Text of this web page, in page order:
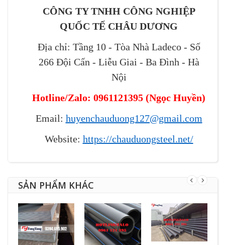
CÔNG TY TNHH CÔNG NGHIỆP
QUỐC TẾ CHÂU DƯƠNG
Địa chỉ: Tầng 10 - Tòa Nhà Ladeco - Số
266 Đội Cấn - Liễu Giai - Ba Đình - Hà
Nội
Hotline/Zalo: 0961121395 (Ngọc Huyền)
Email: huyenchauduong127@gmail.com
Website: https://chauduongsteel.net/
SẢN PHẨM KHÁC